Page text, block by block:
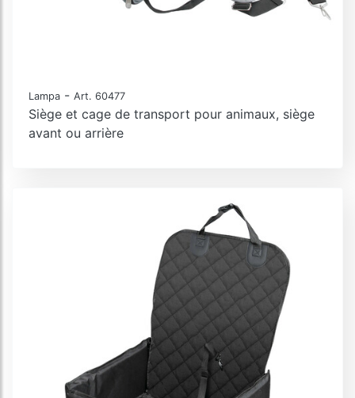
Lampa - Art. 60477
Siège et cage de transport pour animaux, siège
avant ou arrière